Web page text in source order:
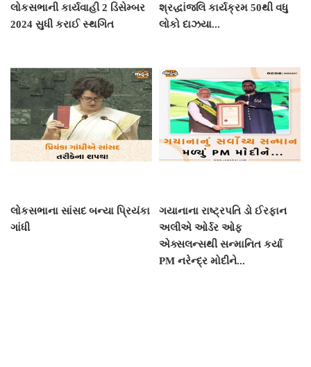
લોકસભાની કાર્યવાહી 2 ડિસેમ્બર
2024 સુધી કરાઈ સ્થગિત
શ્રદ્ધાંજલિ કાર્યક્રમ 50થી વધુ
લોકો દાઝયા...
લોકસભાના સાંસદ બન્યા પ્રિયંકા
ગાંધી
ગયાનાના રાષ્ટ્રપતિ ડો ઈરફાન
અલીએ ઓર્ડર ઓફ
એક્સલન્સથી સન્માનિત કર્યા
PM નરેન્દ્ર મોદીને...